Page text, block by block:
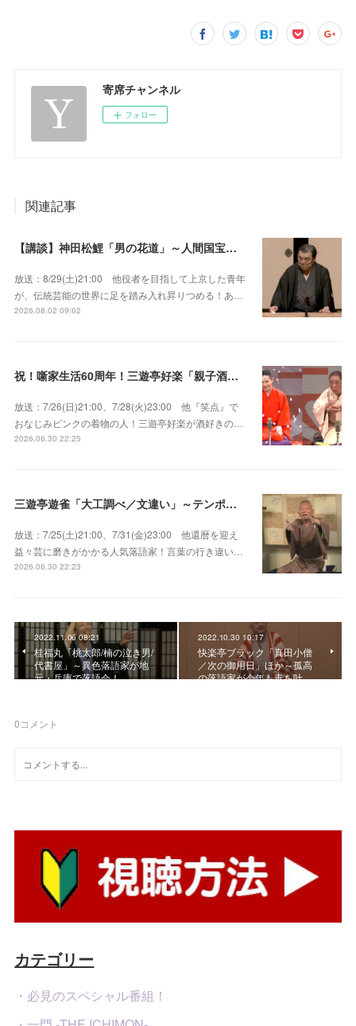
寄席チャンネル
フォロー
関連記事
【講談】神田松鯉「男の花道」～人間国宝が男の約束を描いた大作を披露！
放送：8/29(土)21:00 他役者を目指して上京した青年
が、伝統芸能の世界に足を踏み入れ昇りつめる！あ…
2026.08.02 09:02
祝！噺家生活60周年！三遊亭好楽「親子酒」錦笑亭満堂「桜ん坊」～満堂フェス2026
放送：7/26(日)21:00、7/28(火)23:00 他『笑点』で
おなじみピンクの着物の人！三遊亭好楽が酒好きの…
2026.06.30 22:25
三遊亭遊雀「大工調べ／文違い」～テンポよくたたみかける語り口で人気・実力とも屈指！
放送：7/25(土)21:00、7/31(金)23:00 他還暦を迎え
益々芸に磨きがかかる人気落語家！言葉の行き違い…
2026.06.30 22:23
2022.11.06 08:21
桂福丸「桃太郎/楠の泣き男/
代書屋」～異色落語家が地
元・兵庫で落語会！
2022.10.30 10:17
快楽亭ブラック「真田小僧
／次の御用日」ほか～孤高
の落語家が今年も毒を吐…
0コメント
カテゴリー
・必見のスペシャル番組！